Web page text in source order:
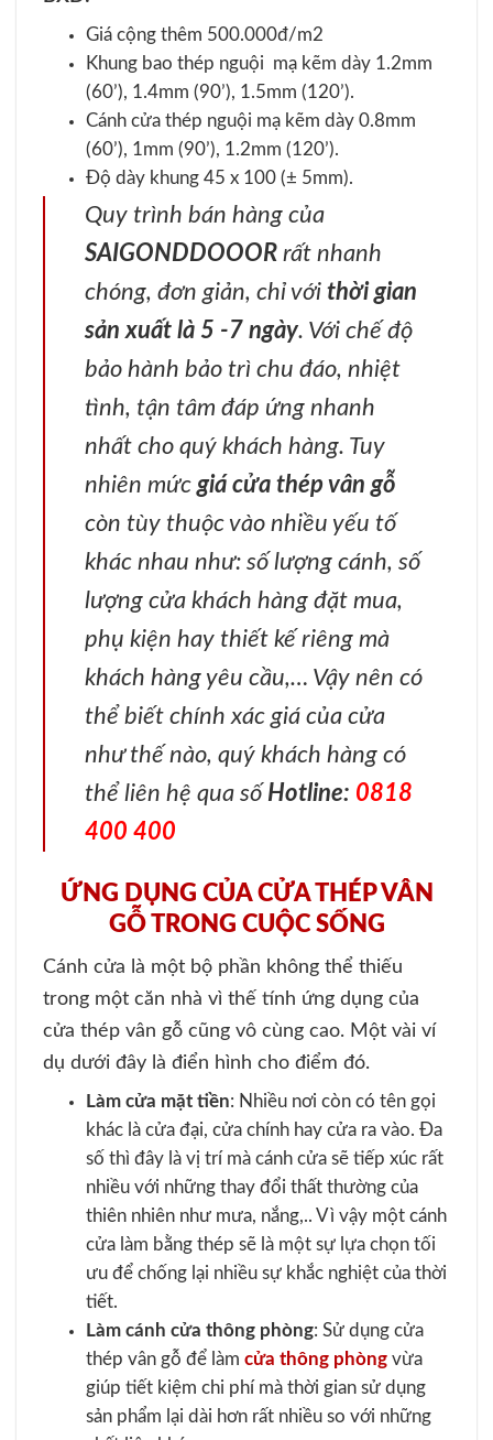
Giá cộng thêm 500.000đ/m2
Khung bao thép nguội mạ kẽm dày 1.2mm
(60’), 1.4mm (90’), 1.5mm (120’).
Cánh cửa thép nguội mạ kẽm dày 0.8mm
(60’), 1mm (90’), 1.2mm (120’).
Độ dày khung 45 x 100 (± 5mm).
Quy trình bán hàng của
SAIGONDDOOOR rất nhanh
chóng, đơn giản, chỉ với thời gian
sản xuất là 5 -7 ngày. Với chế độ
bảo hành bảo trì chu đáo, nhiệt
tình, tận tâm đáp ứng nhanh
nhất cho quý khách hàng. Tuy
nhiên mức giá cửa thép vân gỗ
còn tùy thuộc vào nhiều yếu tố
khác nhau như: số lượng cánh, số
lượng cửa khách hàng đặt mua,
phụ kiện hay thiết kế riêng mà
khách hàng yêu cầu,… Vậy nên có
thể biết chính xác giá của cửa
như thế nào, quý khách hàng có
thể liên hệ qua số Hotline: 0818
400 400
ỨNG DỤNG CỦA CỬA THÉP VÂN
GỖ TRONG CUỘC SỐNG
Cánh cửa là một bộ phần không thể thiếu
trong một căn nhà vì thế tính ứng dụng của
cửa thép vân gỗ cũng vô cùng cao. Một vài ví
dụ dưới đây là điển hình cho điểm đó.
Làm cửa mặt tiền: Nhiều nơi còn có tên gọi
khác là cửa đại, cửa chính hay cửa ra vào. Đa
số thì đây là vị trí mà cánh cửa sẽ tiếp xúc rất
nhiều với những thay đổi thất thường của
thiên nhiên như mưa, nắng,.. Vì vậy một cánh
cửa làm bằng thép sẽ là một sự lựa chọn tối
ưu để chống lại nhiều sự khắc nghiệt của thời
tiết.
Làm cánh cửa thông phòng: Sử dụng cửa
thép vân gỗ để làm cửa thông phòngvừa
giúp tiết kiệm chi phí mà thời gian sử dụng
sản phẩm lại dài hơn rất nhiều so với những